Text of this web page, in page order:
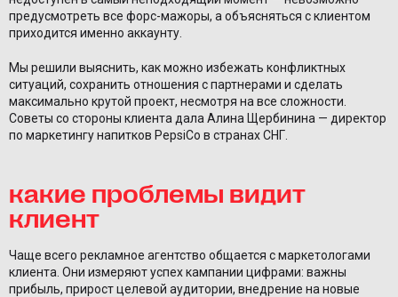
предусмотреть все форс-мажоры, а объясняться с клиентом
приходится именно аккаунту.
Мы решили выяснить, как можно избежать конфликтных
ситуаций, сохранить отношения с партнерами и сделать
максимально крутой проект, несмотря на все сложности.
Советы со стороны клиента дала Алина Щербинина — директор
по маркетингу напитков PepsiCo в странах СНГ.
какие проблемы видит
клиент
Чаще всего рекламное агентство общается с маркетологами
клиента. Они измеряют успех кампании цифрами: важны
прибыль, прирост целевой аудитории, внедрение на новые